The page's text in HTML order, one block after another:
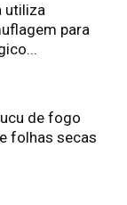
utiliza
para
de fogo
folhas secas